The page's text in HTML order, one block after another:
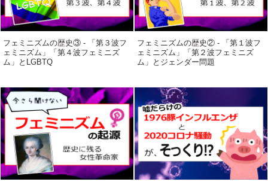
フェミニズムの歴史③ - 「第３波フ
ェミニズム」「第４波フェミニズ
ム」とLGBTQ
フェミニズムの歴史② - 「第１波フ
ェミニズム」「第２波フェミニズ
ム」とジェンダー問題